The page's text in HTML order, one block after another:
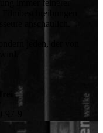
immer feinerer
anschaulich.
jeden, der von
9